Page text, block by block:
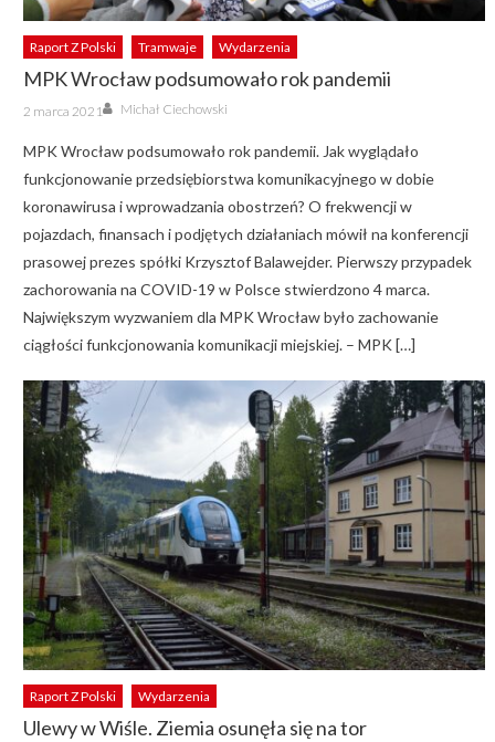
Raport Z Polski Tramwaje Wydarzenia
MPK Wrocław podsumowało rok pandemii
Posted
on
2 marca 2021 Author
Michał Ciechowski
MPK Wrocław podsumowało rok pandemii. Jak wyglądało
funkcjonowanie przedsiębiorstwa komunikacyjnego w dobie
koronawirusa i wprowadzania obostrzeń? O frekwencji w
pojazdach, finansach i podjętych działaniach mówił na konferencji
prasowej prezes spółki Krzysztof Balawejder. Pierwszy przypadek
zachorowania na COVID-19 w Polsce stwierdzono 4 marca.
Największym wyzwaniem dla MPK Wrocław było zachowanie
ciągłości funkcjonowania komunikacji miejskiej. – MPK […]
Raport Z Polski Wydarzenia
Ulewy w Wiśle. Ziemia osunęła się na tor